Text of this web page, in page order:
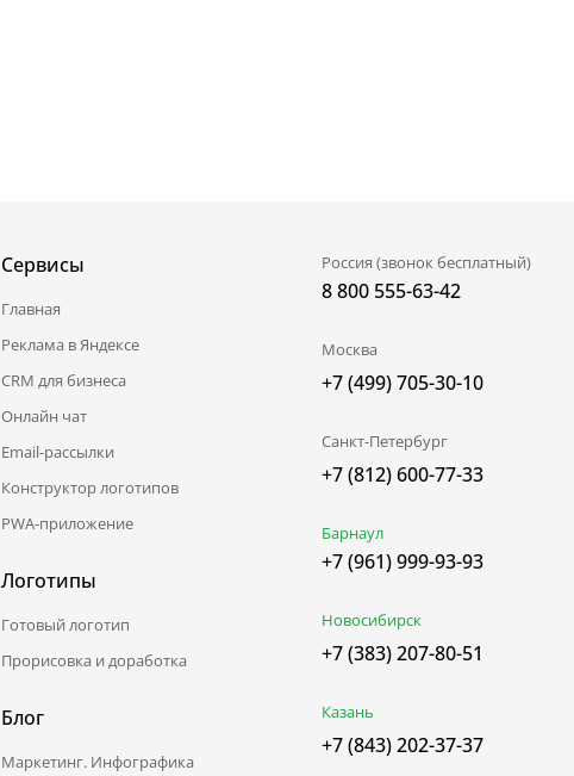
Сервисы
Главная
Реклама в Яндексе
CRM для бизнеса
Онлайн чат
Email-рассылки
Конструктор логотипов
PWA-приложение
Логотипы
Готовый логотип
Прорисовка и доработка
Блог
Маркетинг. Инфографика
Россия (звонок бесплатный)
8 800 555-63-42
Москва
+7 (499) 705-30-10
Санкт-Петербург
+7 (812) 600-77-33
Барнаул
+7 (961) 999-93-93
Новосибирск
+7 (383) 207-80-51
Казань
+7 (843) 202-37-37